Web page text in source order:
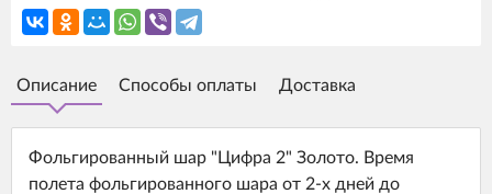
Описание Способы оплаты Доставка
Фольгированный шар "Цифра 2" Золото. Время
полета фольгированного шара от 2-х дней до